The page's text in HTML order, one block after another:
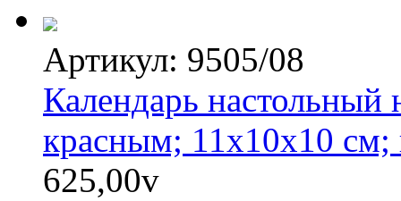
Артикул: 9505/08
Календарь настольный
красным; 11х10х10 см;
625,00v